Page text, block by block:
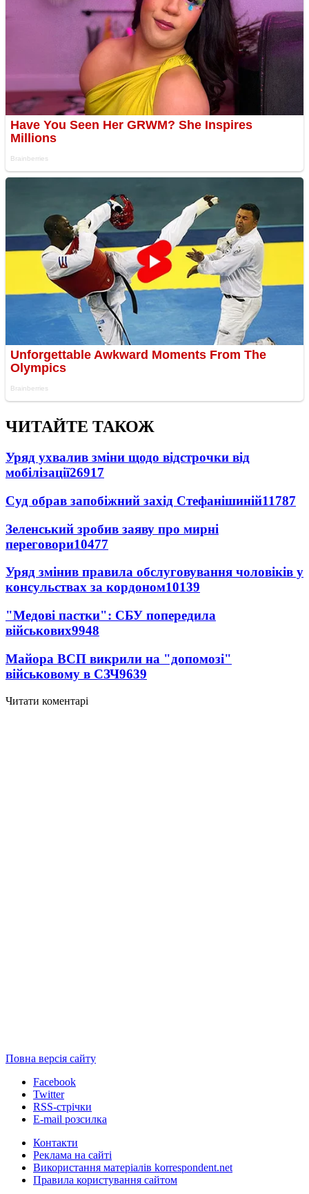
ЧИТАЙТЕ ТАКОЖ
Уряд ухвалив зміни щодо відстрочки від
мобілізації26917
Суд обрав запобіжний захід Стефанішиній11787
Зеленський зробив заяву про мирні
переговори10477
Уряд змінив правила обслуговування чоловіків у
консульствах за кордоном10139
"Медові пастки": СБУ попередила
військових9948
Майора ВСП викрили на "допомозі"
військовому в СЗЧ9639
Читати коментарі
Повна версія сайту
Facebook
Twitter
RSS-стрічки
E-mail розсилка
Контакти
Реклама на сайті
Використання матеріалів korrespondent.net
Правила користування сайтом